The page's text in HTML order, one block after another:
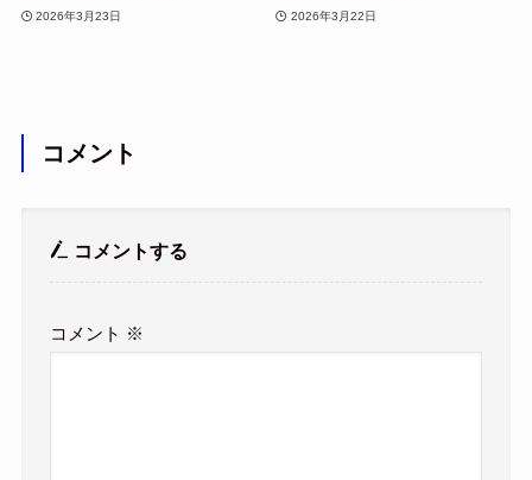
2026年3月23日 2026年3月22日
コメント
コメントする
コメント ※